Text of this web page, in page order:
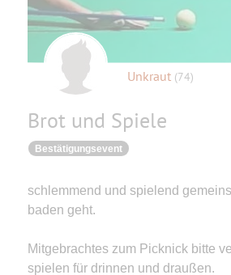
Unkraut (74)
Brot und Spiele
Bestätigungsevent
schlemmend und spielend
baden geht.
Mitgebrachtes zum Picknick bitte
spielen für drinnen und draußen.